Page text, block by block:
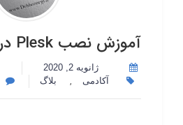
آموزش نصب Plesk در ویندوز سرور
ژانویه 2, 2020
آکادمی
, بلاگ